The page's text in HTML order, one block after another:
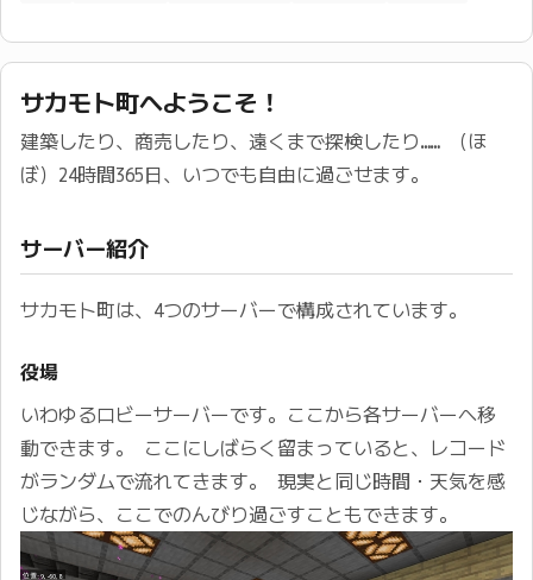
サカモト町へようこそ！
建築したり、商売したり、遠くまで探検したり…… （ほ
ぼ）24時間365日、いつでも自由に過ごせます。
サーバー紹介
サカモト町は、4つのサーバーで構成されています。
役場
いわゆるロビーサーバーです。ここから各サーバーへ移
動できます。 ここにしばらく留まっていると、レコード
がランダムで流れてきます。 現実と同じ時間・天気を感
じながら、ここでのんびり過ごすこともできます。